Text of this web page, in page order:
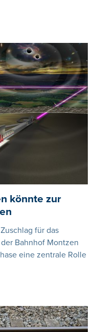
könnte zur
für das
Bahnhof Montzen
eine zentrale Rolle